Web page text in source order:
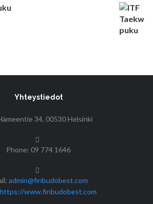
Yhteystiedot
34, 00530 Helsinki
Phone: 09 774 1646
admin@finbudobest.com
https://www.finbudobest.com